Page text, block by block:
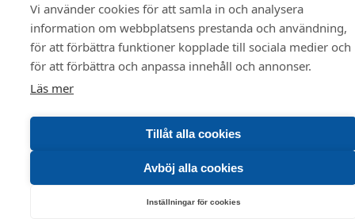
Vi använder cookies för att samla in och analysera
information om webbplatsens prestanda och användning,
för att förbättra funktioner kopplade till sociala medier och
för att förbättra och anpassa innehåll och annonser.
Läs mer
Tillåt alla cookies
Avböj alla cookies
Inställningar för cookies
VÅR HEMSIDA ANVÄNDER COOKIES FÖR
ANVÄNDBARHET OCH ÖKAD RELEVANS INOM
MARKNADSFÖRING FÖR DIG. VILL DU LÄSA OM HUR VI
HANTERAR COOKIES KAN DU GÖRA DET
© 2026 Uppsala • Gävle
Försäljningsvillkor •Produktkataloger